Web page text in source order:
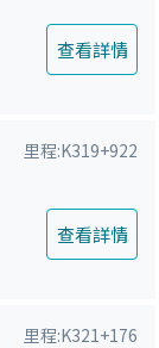
查看詳情
里程:K319+922
查看詳情
里程:K321+176